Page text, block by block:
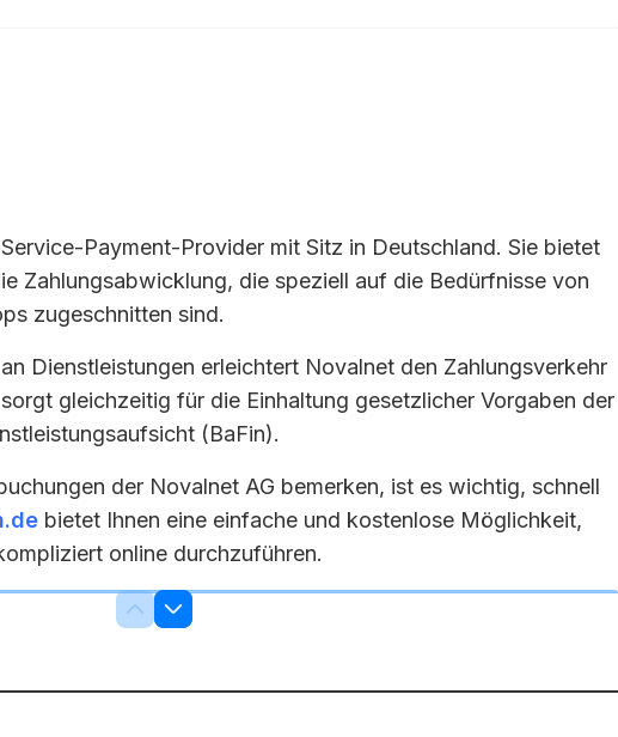
Payment-Provider mit Sitz in Deutschland. Sie bietet
Zahlungsabwicklung, die speziell auf die Bedürfnisse von
zugeschnitten sind.
Dienstleistungen erleichtert Novalnet den Zahlungsverkehr
gleichzeitig für die Einhaltung gesetzlicher Vorgaben der
(BaFin).
der Novalnet AG bemerken, ist es wichtig, schnell
bietet Ihnen eine einfache und kostenlose Möglichkeit,
online durchzuführen.